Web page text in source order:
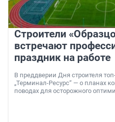
Строители
встречают
праздник на работе
В преддверии Дня строителя
„Терминал-Ресурс“ — о планах
поводах для осторожного